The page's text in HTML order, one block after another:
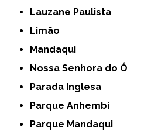
Lauzane Paulista
Limão
Mandaqui
Nossa Senhora do Ó
Parada Inglesa
Parque Anhembi
Parque Mandaqui